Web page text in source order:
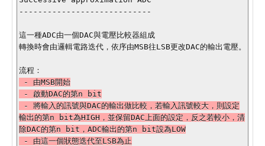
----------------------------
這一種ADC由一個DAC與電壓比較器組成
轉換時會由邏輯電路迭代，依序由MSB往LSB更改DAC的輸出電壓。
輸出的第n bit為HIGH，並保留DAC上面的設定，反之若較小，清
除DAC的第n bit，ADC輸出的第n bit設為LOW